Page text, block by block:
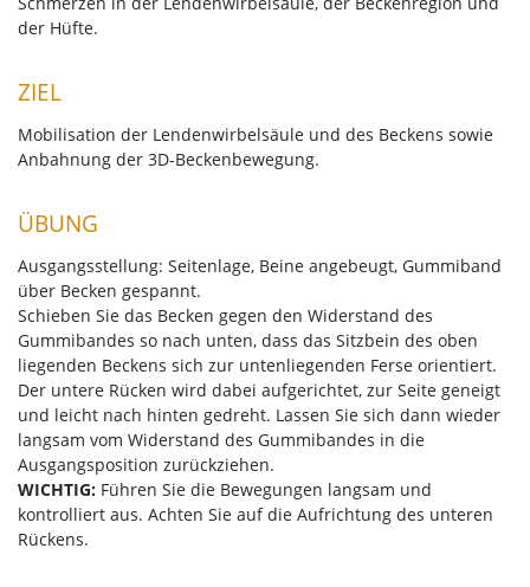
der Hüfte.
ZIEL
Mobilisation der Lendenwirbelsäule und des Beckens sowie
Anbahnung der 3D-Beckenbewegung.
ÜBUNG
Ausgangsstellung: Seitenlage, Beine angebeugt, Gummiband
über Becken gespannt.
Schieben Sie das Becken gegen den Widerstand des
Gummibandes so nach unten, dass das Sitzbein des oben
liegenden Beckens sich zur untenliegenden Ferse orientiert.
Der untere Rücken wird dabei aufgerichtet, zur Seite geneigt
und leicht nach hinten gedreht. Lassen Sie sich dann wieder
langsam vom Widerstand des Gummibandes in die
Ausgangsposition zurückziehen.
WICHTIG: Führen Sie die Bewegungen langsam und
kontrolliert aus. Achten Sie auf die Aufrichtung des unteren
Rückens.